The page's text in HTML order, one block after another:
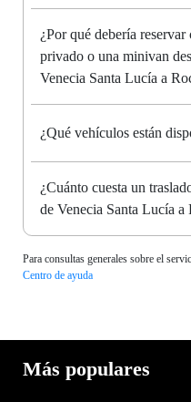
¿Por qué debería
privado o una minivan
Venecia Santa Lucía a
¿Qué vehículos están
¿Cuánto cuesta un
de Venecia Santa Lucía a
Para consultas generales sobre el
Centro de ayuda
Más populares